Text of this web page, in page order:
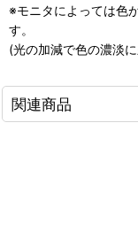
※モニタによっては色
す。
(光の加減で色の濃淡
関連商品